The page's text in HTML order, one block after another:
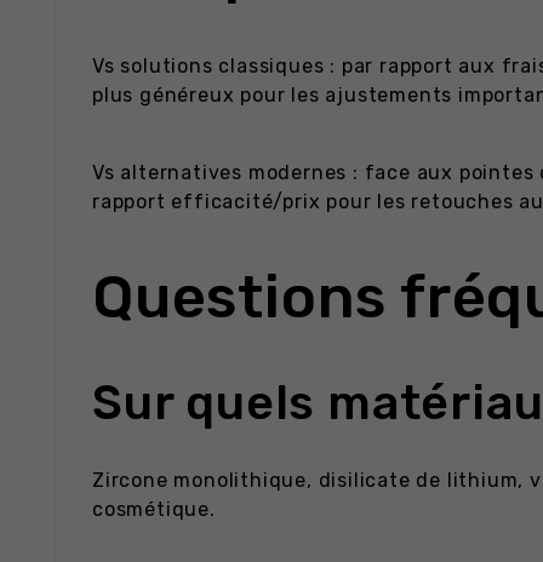
Vs solutions classiques : par rapport aux
plus généreux pour les ajustements
Vs alternatives modernes : face aux
rapport efficacité/prix pour les retouches
Questions
Sur quels
Zircone monolithique, disilicate de lithium,
cosmétique.